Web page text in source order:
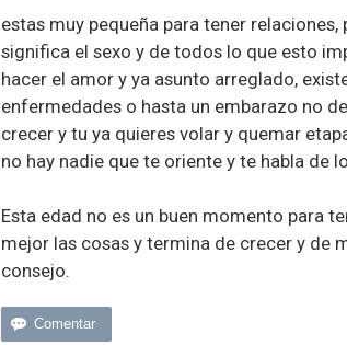
estas muy pequeña para tener
significa el sexo y de todos lo que esto
hacer el amor y ya asunto arreglado,
enfermedades o hasta un embarazo no
crecer y tu ya quieres volar y quemar
no hay nadie que te oriente y te habla de
Esta edad no es un buen momento para
mejor las cosas y termina de crecer y de
consejo.